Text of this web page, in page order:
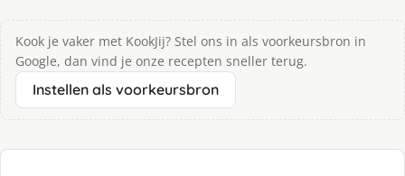
Kook je vaker met KookJij? Stel ons in als voorkeursbron in
Google, dan vind je onze recepten sneller terug.
Instellen als voorkeursbron